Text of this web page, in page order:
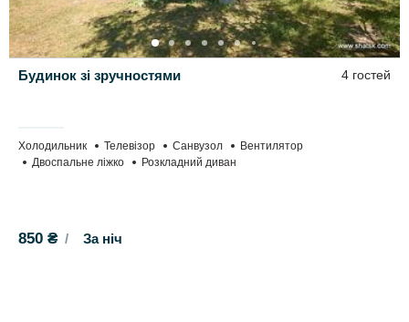
Будинок зі зручностями 4 гостей
Холодильник Телевізор Санвузол
Вентилятор
Двоспальне ліжко
Розкладний диван
850 ₴ За ніч